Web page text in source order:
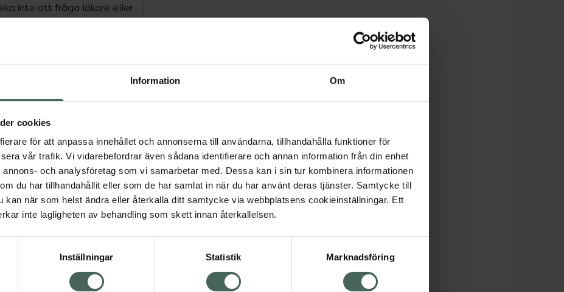
Information Om
cookies
för att anpassa innehållet och annonserna till användarna, tillhandahålla funktioner för
vår trafik. Vi vidarebefordrar även sådana identifierare och annan information från din enhet
och analysföretag som vi samarbetar med. Dessa kan i sin tur kombinera informationen
du har tillhandahållit eller som de har samlat in när du har använt deras tjänster. Samtycke till
kan när som helst ändra eller återkalla ditt samtycke via webbplatsens cookieinställningar. Ett
inte lagligheten av behandling som skett innan återkallelsen.
Inställningar Statistik Marknadsföring
inte att fråga läkare eller
graviditet och amning,
och stora
Hudbesvär